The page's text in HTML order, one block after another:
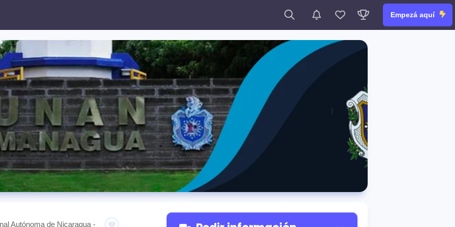
Empezá aquí
Autónoma de Nicaragua -